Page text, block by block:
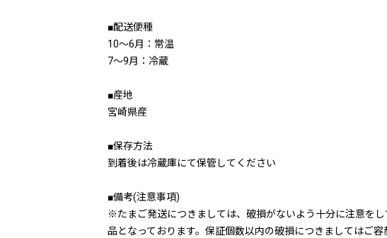
■配送便種
10～6月：常温
7～9月：冷蔵
■産地
宮崎県産
■保存方法
到着後は冷蔵庫にて保管してください
■備考(注意事項)
※たまご発送につきましては、破損がないよう十分に注意を
品となっております。保証個数以内の破損につきましてはご容